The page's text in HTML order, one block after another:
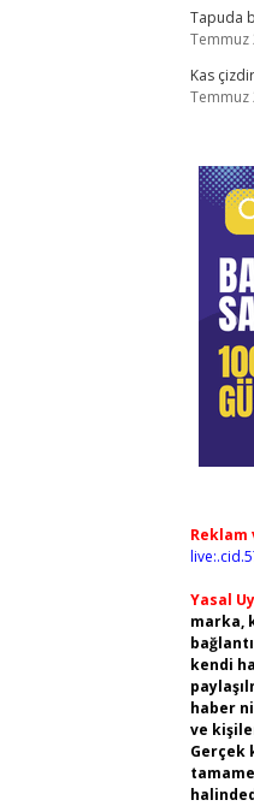
Tapuda
Temmuz
Kas
Temmuz
Reklam
Yasal
marka,
kendi
haber
ve
Gerçek